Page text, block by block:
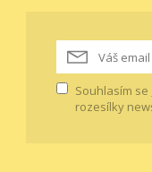
Souhlasím se
rozesílky